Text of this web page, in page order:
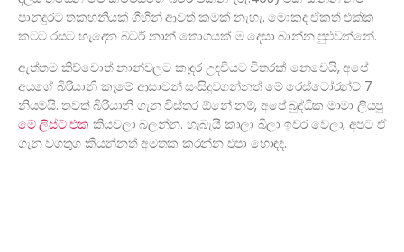
පානදුරට තකහනියක් ගිහින් ආවත් කමක් නැහැ. මොකද ඒකත් එක්ක
කටට රසට හැදෙන බටර් නාන් තොගයක් ම දෙසා බාන්න පුළුවන්නේ.
ඇත්තම කිව්වොත් නාන්වලට කෑදර උදවියට විතරක් නෙවෙයි, අපේ
අයගේ බිරියානි කෑමේ ආසාවන් සංසිදුවගන්නත් මේ රෙස්ටෝරන්ට් 7
නියමයි. තවත් බිරියානි ගැන විස්තර ඕනේ නම්, අපේ බුද්ධික මාමා ලියපු
මේ ලිස්ට් එක කියවලා බලන්න. හැබැයි කාලා බීලා ඉවර වෙලා, අපට ඒ
ගැන වගතුග කියන්නත් අමතක කරන්න එපා හොඳද.